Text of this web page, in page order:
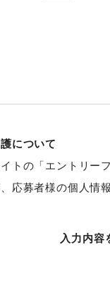
について
トの「エントリー
応募者様の個人情
入力内容